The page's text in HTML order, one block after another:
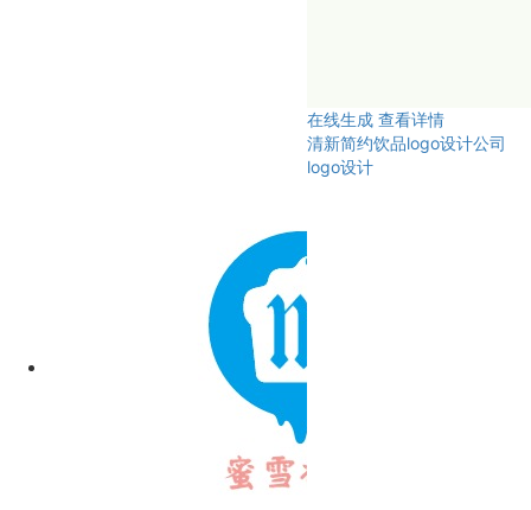
在线生成 查看详情
清新简约饮品logo设计公司
logo设计